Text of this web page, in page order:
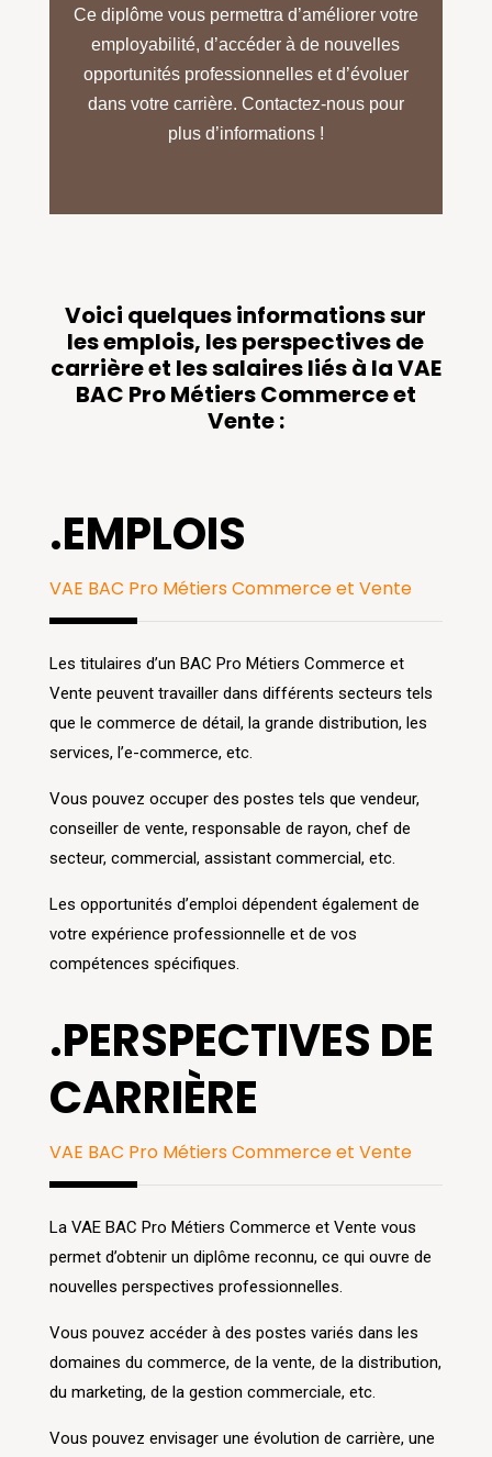
Ce diplôme vous permettra d’améliorer votre
employabilité, d’accéder à de nouvelles
opportunités professionnelles et d’évoluer
dans votre carrière. Contactez-nous pour
plus d’informations !
Voici quelques informations sur
les emplois, les perspectives de
carrière et les salaires liés à la VAE
BAC Pro Métiers Commerce et
Vente :
.EMPLOIS
VAE BAC Pro Métiers Commerce et Vente
Les titulaires d’un BAC Pro Métiers Commerce et
Vente peuvent travailler dans différents secteurs tels
que le commerce de détail, la grande distribution, les
services, l’e-commerce, etc.
Vous pouvez occuper des postes tels que vendeur,
conseiller de vente, responsable de rayon, chef de
secteur, commercial, assistant commercial, etc.
Les opportunités d’emploi dépendent également de
votre expérience professionnelle et de vos
compétences spécifiques.
.PERSPECTIVES DE
CARRIÈRE
VAE BAC Pro Métiers Commerce et Vente
La VAE BAC Pro Métiers Commerce et Vente vous
permet d’obtenir un diplôme reconnu, ce qui ouvre de
nouvelles perspectives professionnelles.
Vous pouvez accéder à des postes variés dans les
domaines du commerce, de la vente, de la distribution,
du marketing, de la gestion commerciale, etc.
Vous pouvez envisager une évolution de carrière, une